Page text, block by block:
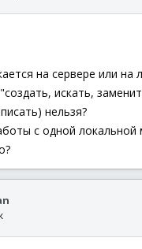
на сервере или
искать,
нельзя?
с одной